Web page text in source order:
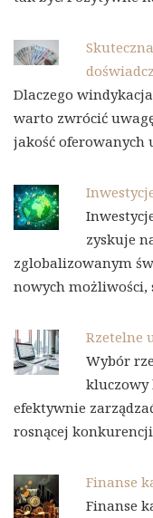
Dlaczego
warto zwrócić
jakość oferowanych
zyskuje
zglobalizowanym
nowych możliwości,
Rzetelne
Wybór
kluczowy
efektywnie
rosnącej
Finanse
Finanse